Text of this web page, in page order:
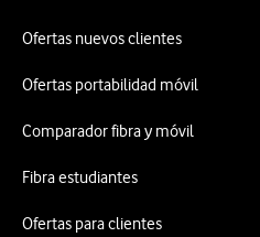
Ofertas nuevos clientes
Ofertas portabilidad móvil
Comparador fibra y móvil
Fibra estudiantes
Ofertas para clientes